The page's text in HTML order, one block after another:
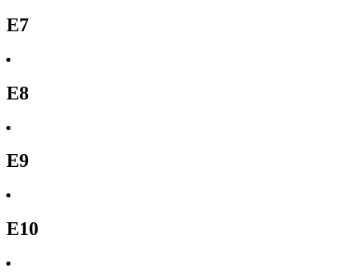
E7
E8
E9
E10